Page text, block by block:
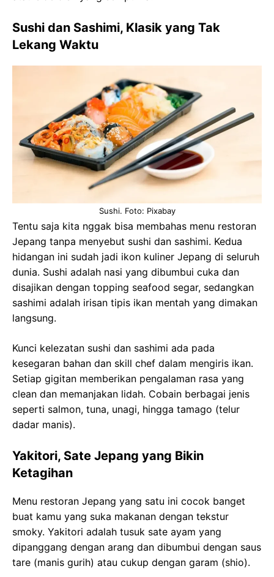
Sushi dan Sashimi, Klasik yang Tak
Lekang Waktu
Sushi. Foto: Pixabay
Tentu saja kita nggak bisa membahas menu restoran
Jepang tanpa menyebut sushi dan sashimi. Kedua
hidangan ini sudah jadi ikon kuliner Jepang di seluruh
dunia. Sushi adalah nasi yang dibumbui cuka dan
disajikan dengan topping seafood segar, sedangkan
sashimi adalah irisan tipis ikan mentah yang dimakan
langsung.
Kunci kelezatan sushi dan sashimi ada pada
kesegaran bahan dan skill chef dalam mengiris ikan.
Setiap gigitan memberikan pengalaman rasa yang
clean dan memanjakan lidah. Cobain berbagai jenis
seperti salmon, tuna, unagi, hingga tamago (telur
dadar manis).
Yakitori, Sate Jepang yang Bikin
Ketagihan
Menu restoran Jepang yang satu ini cocok banget
buat kamu yang suka makanan dengan tekstur
smoky. Yakitori adalah tusuk sate ayam yang
dipanggang dengan arang dan dibumbui dengan saus
tare (manis gurih) atau cukup dengan garam (shio).